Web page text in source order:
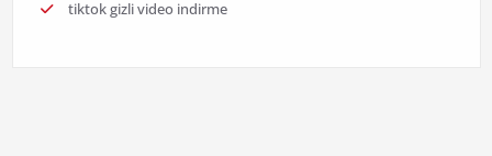
tiktok gizli video indirme